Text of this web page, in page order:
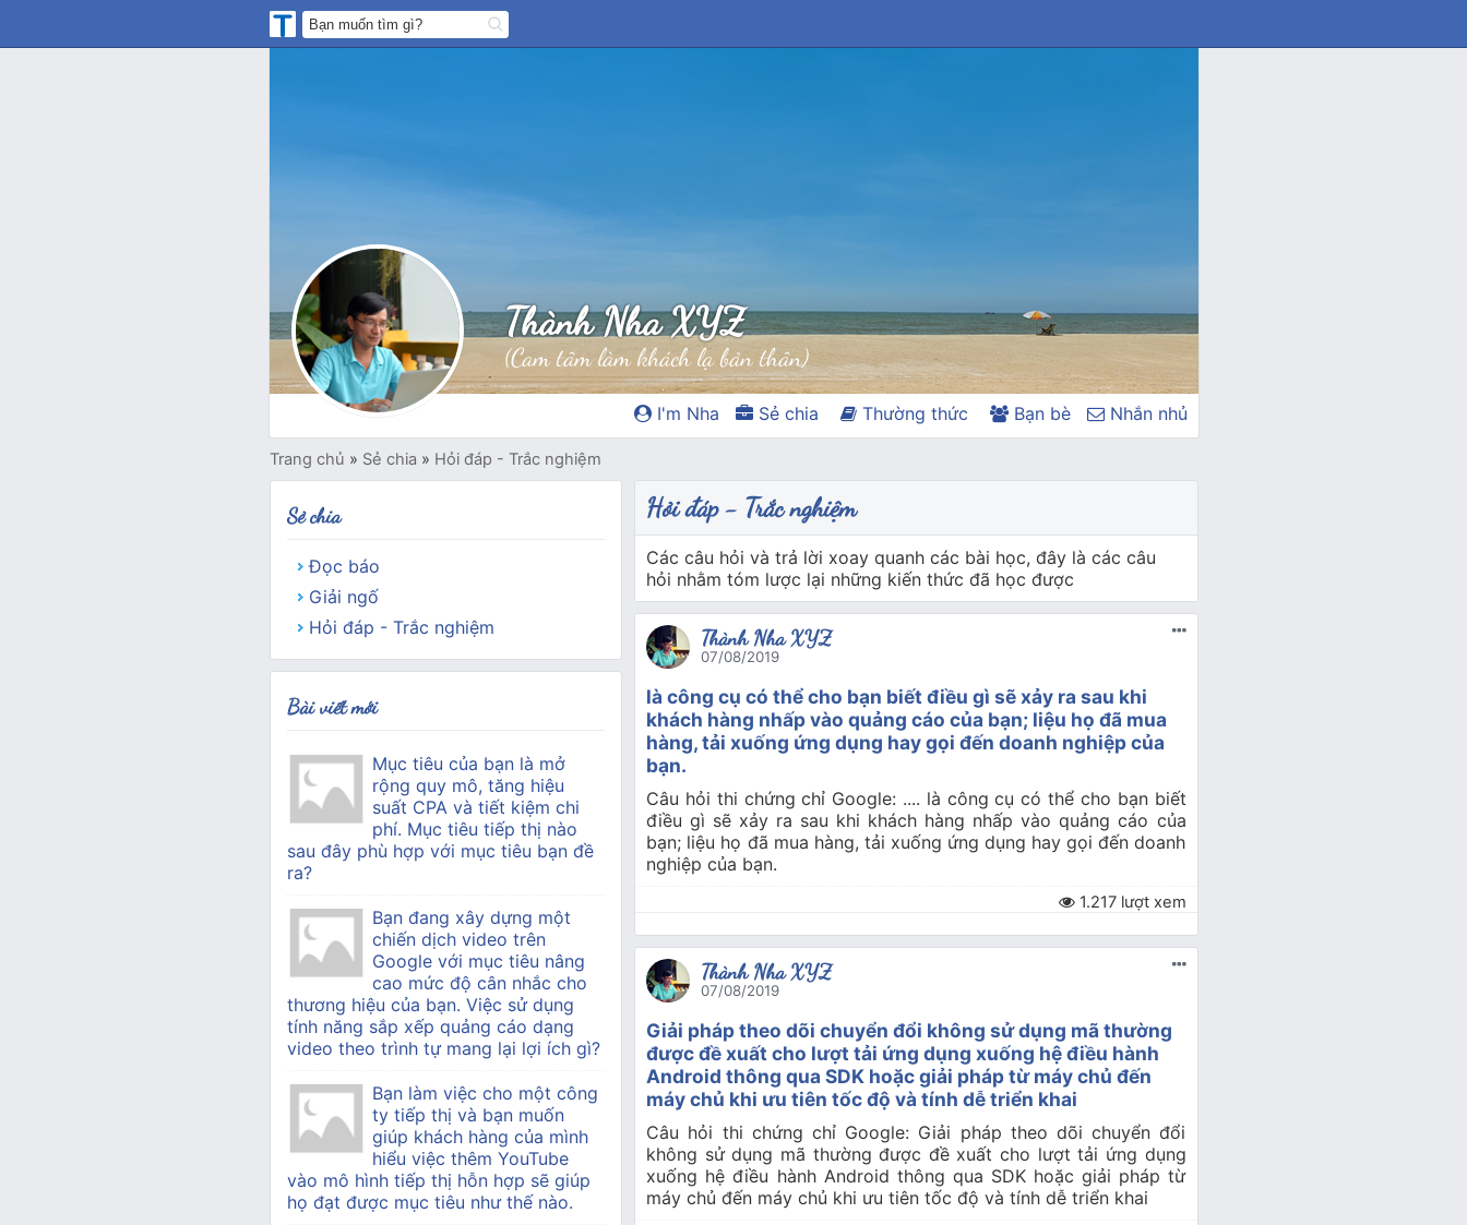
Thành Nha XYZ
(Cam tâm làm khách lạ bản thân)
I'm Nha Sẻ chia Thường thức Bạn bè Nhắn nhủ
Trang chủ » Sẻ chia » Hỏi đáp - Trắc nghiệm
Hỏi đáp - Trắc nghiệm
Các câu hỏi và trả lời xoay quanh các bài học, đây là các câu
hỏi nhằm tóm lược lại những kiến thức đã học được
Thành Nha XYZ
07/08/2019
là công cụ có thể cho bạn biết điều gì sẽ xảy ra sau khi
khách hàng nhấp vào quảng cáo của bạn; liệu họ đã mua
hàng, tải xuống ứng dụng hay gọi đến doanh nghiệp của
bạn.
Câu hỏi thi chứng chỉ Google: .... là công cụ có thể cho bạn biết
điều gì sẽ xảy ra sau khi khách hàng nhấp vào quảng cáo của
bạn; liệu họ đã mua hàng, tải xuống ứng dụng hay gọi đến doanh
nghiệp của bạn.
1.217 lượt xem
Thành Nha XYZ
07/08/2019
Giải pháp theo dõi chuyển đổi không sử dụng mã thường
được đề xuất cho lượt tải ứng dụng xuống hệ điều hành
Android thông qua SDK hoặc giải pháp từ máy chủ đến
máy chủ khi ưu tiên tốc độ và tính dễ triển khai
Câu hỏi thi chứng chỉ Google: Giải pháp theo dõi chuyển đổi
không sử dụng mã thường được đề xuất cho lượt tải ứng dụng
xuống hệ điều hành Android thông qua SDK hoặc giải pháp từ
máy chủ đến máy chủ khi ưu tiên tốc độ và tính dễ triển khai
Sẻ chia
Đọc báo
Giải ngố
Hỏi đáp - Trắc nghiệm
Bài viết mới
Mục tiêu của bạn là mở
rộng quy mô, tăng hiệu
suất CPA và tiết kiệm chi
phí. Mục tiêu tiếp thị nào
sau đây phù hợp với mục tiêu bạn đề
ra?
Bạn đang xây dựng một
chiến dịch video trên
Google với mục tiêu nâng
cao mức độ cân nhắc cho
thương hiệu của bạn. Việc sử dụng
tính năng sắp xếp quảng cáo dạng
video theo trình tự mang lại lợi ích gì?
Bạn làm việc cho một công
ty tiếp thị và bạn muốn
giúp khách hàng của mình
hiểu việc thêm YouTube
vào mô hình tiếp thị hỗn hợp sẽ giúp
họ đạt được mục tiêu như thế nào.